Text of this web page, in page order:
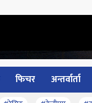
फिचर अन्तर्वार्ता